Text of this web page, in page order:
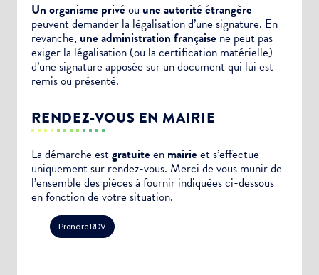
Un organisme privéou une autorité étrangère
peuvent demander la légalisation d’une signature. En
revanche, une administration française ne peut pas
exiger la légalisation (ou la certification matérielle)
d’une signature apposée sur un document qui lui est
remis ou présenté.
RENDEZ-VOUS EN MAIRIE
La démarche estgratuiteen mairieet s’effectue
uniquement sur rendez-vous. Merci de vous munir de
l’ensemble des pièces à fournir indiquées ci-dessous
en fonction de votre situation.